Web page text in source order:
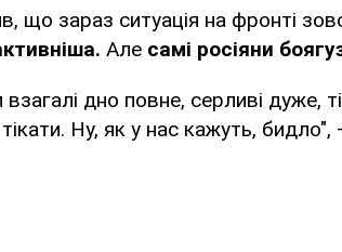
що зараз ситуація на фронті
Але самі росіяни
взагалі дно повне, серливі
Ну, як у нас кажуть, бидло",